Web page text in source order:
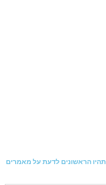
הראשונים לדעת על מאמרים